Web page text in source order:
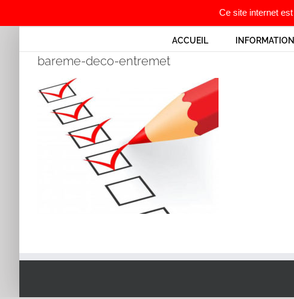
Ce site internet
ACCUEIL
bareme-deco-entremet